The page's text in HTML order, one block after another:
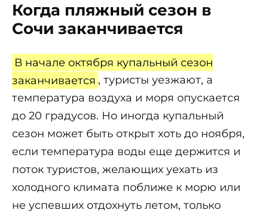
Когда пляжный сезон в
Сочи заканчивается
В начале октября купальный сезон
заканчивается , туристы уезжают, а
температура воздуха и моря опускается
до 20 градусов. Но иногда купальный
сезон может быть открыт хоть до ноября,
если температура воды еще держится и
поток туристов, желающих уехать из
холодного климата поближе к морю или
не успевших отдохнуть летом, только